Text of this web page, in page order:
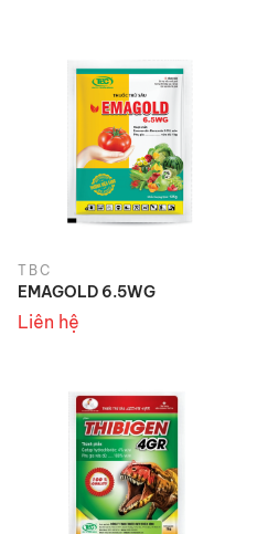
TBC
EMAGOLD 6.5WG
Liên hệ